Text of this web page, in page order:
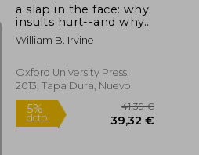
a slap in the face: why
insults hurt--and why
they shouldn't (en
Inglés)
William B. Irvine
Oxford University Press,
2013, Tapa Dura, Nuevo